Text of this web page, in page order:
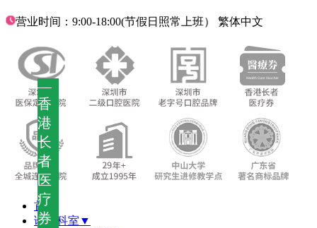
—
香
港
长
者
医
疗
券
营业时间：9:00-18:00(节假日照常上班） 繁体中文
首页
诊疗科室▼